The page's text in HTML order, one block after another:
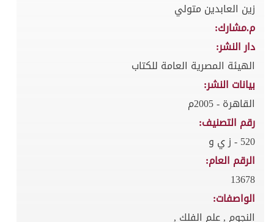
زين العابدين متولي
م.مشارك:
دار النشر:
الهيئة المصرية العامة للكتاب
بيانات النشر:
القاهرة - 2005م
رقم التصنيف:
520 - ز ي و
الرقم العام:
13678
الواصفات:
النجوم , علم الفلك ,